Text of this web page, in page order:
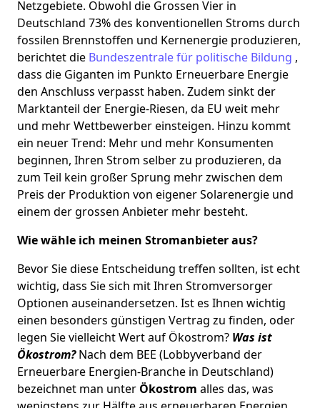
Netzgebiete. Obwohl die Grossen Vier in
Deutschland 73% des konventionellen Stroms durch
fossilen Brennstoffen und Kernenergie produzieren,
berichtet die Bundeszentrale für politische Bildung ,
dass die Giganten im Punkto Erneuerbare Energie
den Anschluss verpasst haben. Zudem sinkt der
Marktanteil der Energie-Riesen, da EU weit mehr
und mehr Wettbewerber einsteigen. Hinzu kommt
ein neuer Trend: Mehr und mehr Konsumenten
beginnen, Ihren Strom selber zu produzieren, da
zum Teil kein großer Sprung mehr zwischen dem
Preis der Produktion von eigener Solarenergie und
einem der grossen Anbieter mehr besteht.
Wie wähle ich meinen Stromanbieter aus?
Bevor Sie diese Entscheidung treffen sollten, ist echt
wichtig, dass Sie sich mit Ihren Stromversorger
Optionen auseinandersetzen. Ist es Ihnen wichtig
einen besonders günstigen Vertrag zu finden, oder
legen Sie vielleicht Wert auf Ökostrom? Was ist
Ökostrom?Nach dem BEE (Lobbyverband der
Erneuerbare Energien-Branche in Deutschland)
bezeichnet man unter Ökostrom alles das, was